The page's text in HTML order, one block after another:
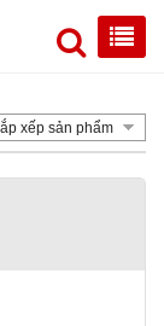
xếp sản phẩm